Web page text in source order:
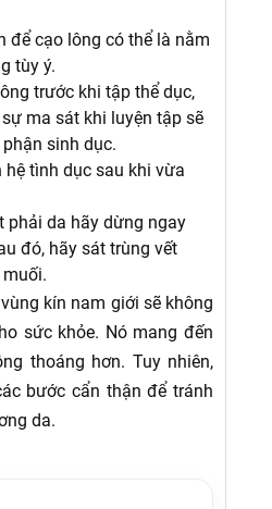
để cạo lông có thể là nằm
tùy ý.
trước khi tập thể dục,
ma sát khi luyện tập sẽ
sinh dục.
hệ tình dục sau khi vừa
phải da hãy dừng ngay
đó, hãy sát trùng vết
kín nam giới sẽ không
sức khỏe. Nó mang đến
thoáng hơn. Tuy nhiên,
bước cẩn thận để tránh
da.